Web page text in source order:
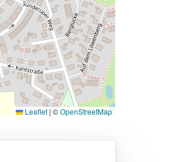
Leaflet | ©OpenStreetMap